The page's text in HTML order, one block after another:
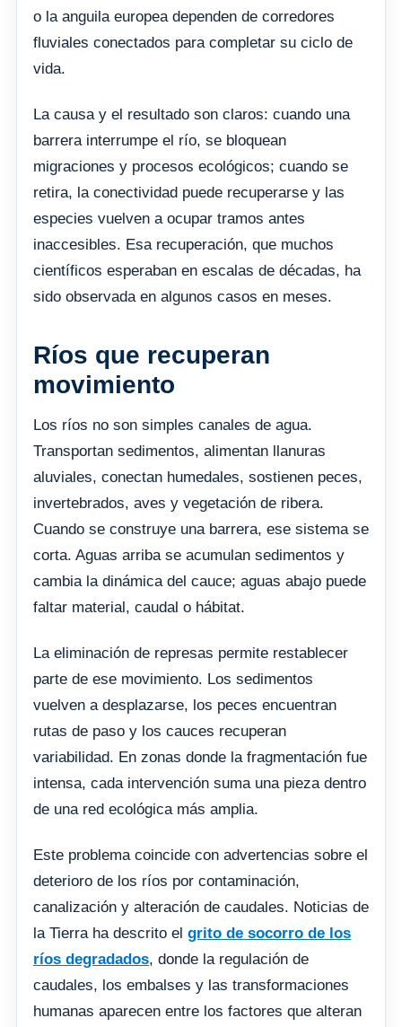
o la anguila europea dependen de corredores
fluviales conectados para completar su ciclo de
vida.
La causa y el resultado son claros: cuando una
barrera interrumpe el río, se bloquean
migraciones y procesos ecológicos; cuando se
retira, la conectividad puede recuperarse y las
especies vuelven a ocupar tramos antes
inaccesibles. Esa recuperación, que muchos
científicos esperaban en escalas de décadas, ha
sido observada en algunos casos en meses.
Ríos que recuperan
movimiento
Los ríos no son simples canales de agua.
Transportan sedimentos, alimentan llanuras
aluviales, conectan humedales, sostienen peces,
invertebrados, aves y vegetación de ribera.
Cuando se construye una barrera, ese sistema se
corta. Aguas arriba se acumulan sedimentos y
cambia la dinámica del cauce; aguas abajo puede
faltar material, caudal o hábitat.
La eliminación de represas permite restablecer
parte de ese movimiento. Los sedimentos
vuelven a desplazarse, los peces encuentran
rutas de paso y los cauces recuperan
variabilidad. En zonas donde la fragmentación fue
intensa, cada intervención suma una pieza dentro
de una red ecológica más amplia.
Este problema coincide con advertencias sobre el
deterioro de los ríos por contaminación,
canalización y alteración de caudales. Noticias de
la Tierra ha descrito el grito de socorro de los
ríos degradados, donde la regulación de
caudales, los embalses y las transformaciones
humanas aparecen entre los factores que alteran